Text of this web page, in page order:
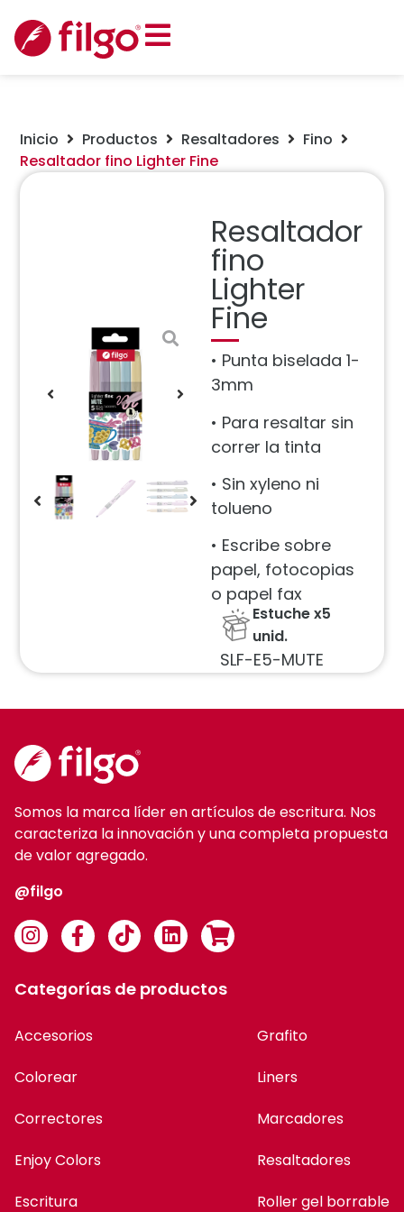
Inicio Productos Resaltadores
Fino
Resaltador fino Lighter Fine
Resaltador
fino
Lighter
Fine
• Punta biselada 1-
3mm
• Para resaltar sin
correr la tinta
• Sin xyleno ni
tolueno
• Escribe sobre
papel, fotocopias
o papel fax
Estuche x5
unid.
SLF-E5-MUTE
Somos la marca líder en artículos de escritura. Nos
caracteriza la innovación y una completa propuesta
de valor agregado.
@filgo
Categorías de productos
Accesorios
Colorear
Correctores
Enjoy Colors
Escritura
Grafito
Liners
Marcadores
Resaltadores
Roller gel borrable